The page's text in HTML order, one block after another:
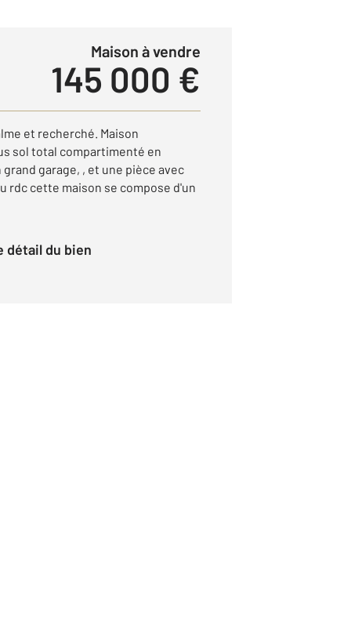
Maison à vendre
145 000 €
et recherché. Maison
sol total compartimenté en
garage, , et une pièce avec
rdc cette maison se compose d'un
détail du bien